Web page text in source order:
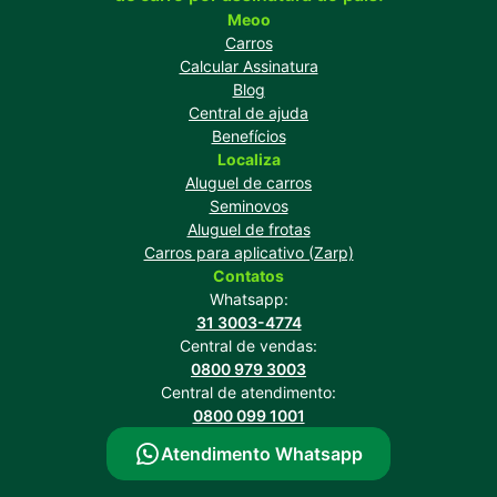
Meoo
Carros
Calcular Assinatura
Blog
Central de ajuda
Benefícios
Localiza
Aluguel de carros
Seminovos
Aluguel de frotas
Carros para aplicativo (Zarp)
Contatos
Atendimento Whatsapp
Whatsapp:
31 3003-4774
Central de vendas:
0800 979 3003
Central de atendimento:
0800 099 1001